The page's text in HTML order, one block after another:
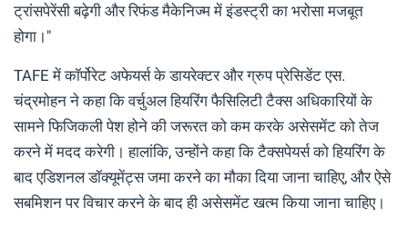
ट्रांसपेरेंसी बढ़ेगी और रिफंड मैकेनिज्म में इंडस्ट्री का भरोसा मजबूत
होगा।"
TAFE में कॉर्पोरेट अफेयर्स के डायरेक्टर और ग्रुप प्रेसिडेंट एस.
चंद्रमोहन ने कहा कि वर्चुअल हियरिंग फैसिलिटी टैक्स अधिकारियों के
सामने फिजिकली पेश होने की जरूरत को कम करके असेसमेंट को तेज
करने में मदद करेगी। हालांकि, उन्होंने कहा कि टैक्सपेयर्स को हियरिंग के
बाद एडिशनल डॉक्यूमेंट्स जमा करने का मौका दिया जाना चाहिए, और ऐसे
सबमिशन पर विचार करने के बाद ही असेसमेंट खत्म किया जाना चाहिए।